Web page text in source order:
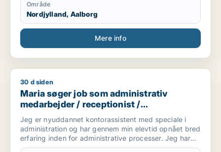
Område
Nordjylland, Aalborg
Mere info
Maria søger job som administrativ medarbejder /
30 d siden
Maria søger job som administrativ
medarbejder / receptionist /
kontorassistent / hr-medarbejder
Jeg er nyuddannet kontorassistent med speciale i
administration og har gennem min elevtid opnået bred
erfaring inden for administrative processer. Jeg har
arbejdet med blandt andet fakturering,